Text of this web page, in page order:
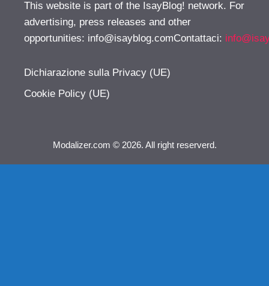
This website is part of the IsayBlog! network. For
advertising, press releases and other
opportunities: info@isayblog.comContattaci:
Dichiarazione sulla Privacy (UE)
Cookie Policy (UE)
Modalizer.com © 2026. All right reserverd.